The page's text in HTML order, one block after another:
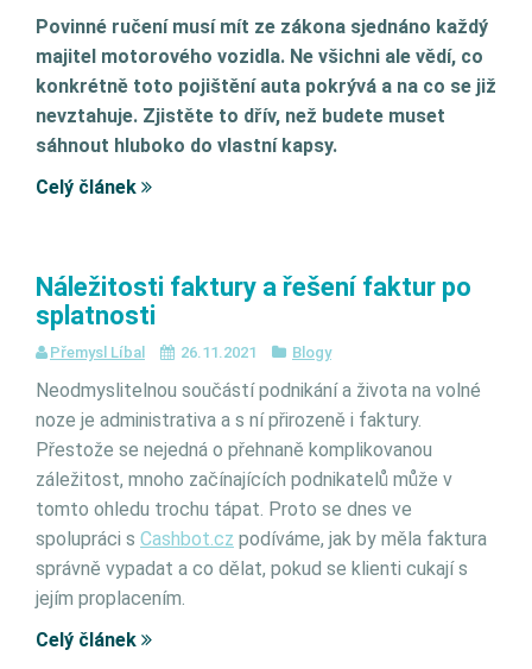
Povinné ručení musí mít ze zákona sjednáno každý
majitel motorového vozidla. Ne všichni ale vědí, co
konkrétně toto pojištění auta pokrývá a na co se již
nevztahuje. Zjistěte to dřív, než budete muset
sáhnout hluboko do vlastní kapsy.
Celý článek
Náležitosti faktury a řešení faktur po
splatnosti
Přemysl Líbal 26.11.2021 Blogy
Neodmyslitelnou součástí podnikání a života na volné
noze je administrativa a s ní přirozeně i faktury.
Přestože se nejedná o přehnaně komplikovanou
záležitost, mnoho začínajících podnikatelů může v
tomto ohledu trochu tápat. Proto se dnes ve
spolupráci s Cashbot.cz podíváme, jak by měla faktura
správně vypadat a co dělat, pokud se klienti cukají s
jejím proplacením.
Celý článek